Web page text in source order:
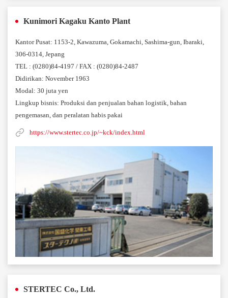
Kunimori Kagaku Kanto Plant
Kantor Pusat: 1153-2, Kawazuma, Gokamachi, Sashima-gun, Ibaraki,
306-0314, Jepang
TEL : (0280)84-4197 / FAX : (0280)84-2487
Didirikan: November 1963
Modal: 30 juta yen
Lingkup bisnis: Produksi dan penjualan bahan logistik, bahan
pengemasan, dan peralatan habis pakai
https://www.stertec.co.jp/~kck/index.html
STERTEC Co., Ltd.